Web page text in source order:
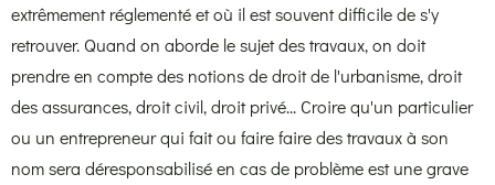
extrêmement réglementé et où il est souvent difficile de s'y
retrouver. Quand on aborde le sujet des travaux, on doit
prendre en compte des notions de droit de l'urbanisme, droit
des assurances, droit civil, droit privé... Croire qu'un particulier
ou un entrepreneur qui fait ou faire faire des travaux à son
nom sera déresponsabilisé en cas de problème est une grave